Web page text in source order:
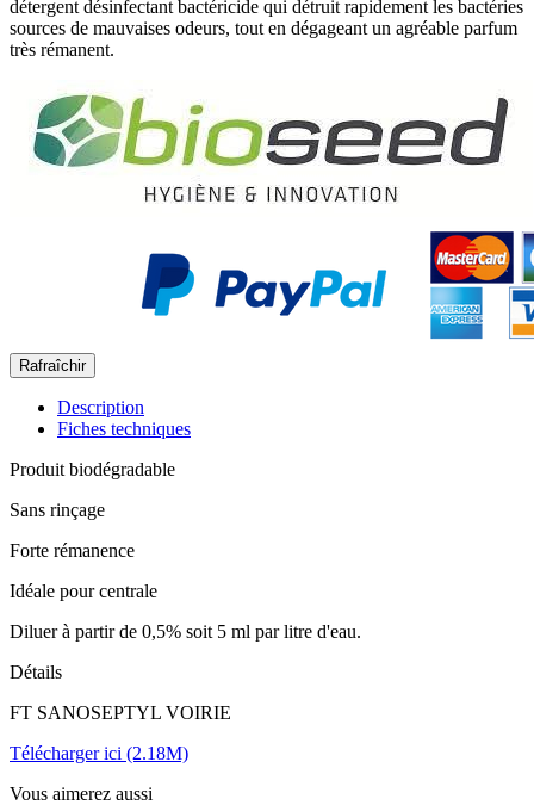
détergent désinfectant bactéricide qui détruit rapidement les bactéries
sources de mauvaises odeurs, tout en dégageant un agréable parfum
très rémanent.
Description
Fiches techniques
Produit biodégradable
Sans rinçage
Forte rémanence
Idéale pour centrale
Diluer à partir de 0,5% soit 5 ml par litre d'eau.
Détails
FT SANOSEPTYL VOIRIE
Télécharger ici (2.18M)
Vous aimerez aussi